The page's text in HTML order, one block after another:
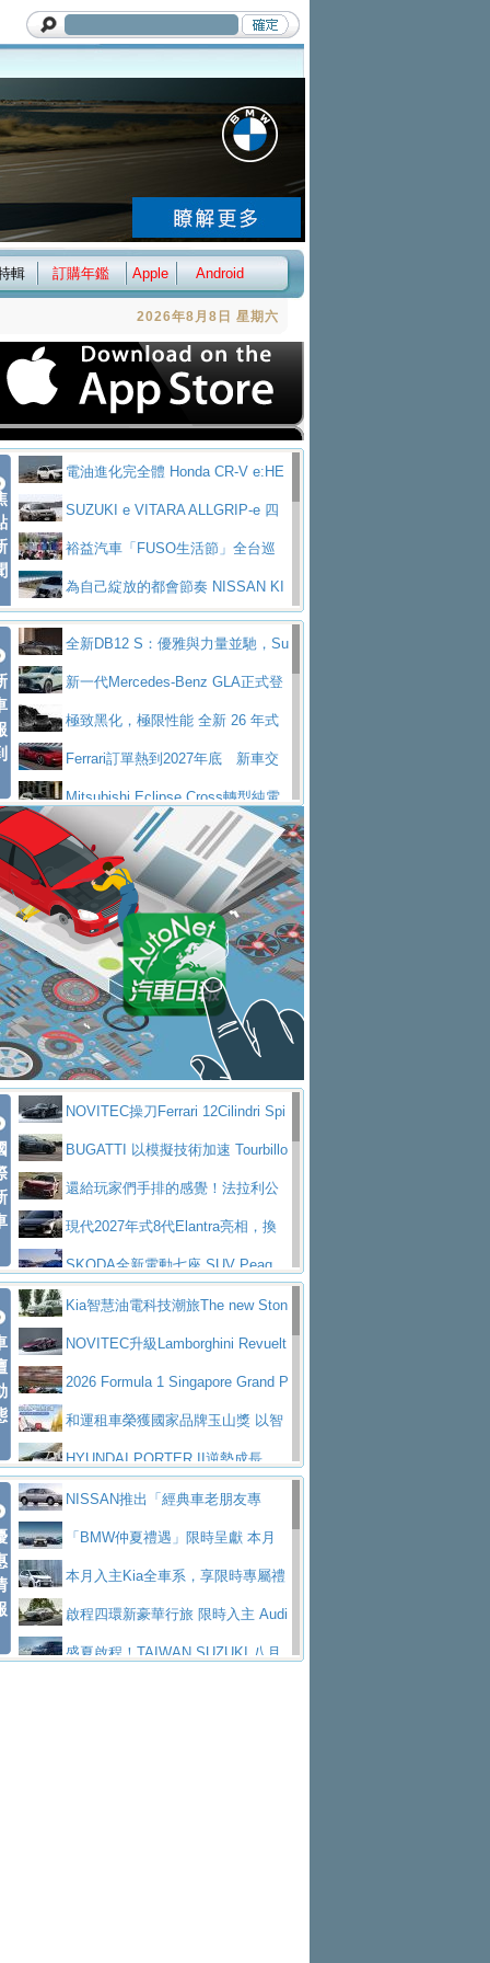
輯 訂購年鑑 Apple Android
2026年8月8日 星期六
電油進化完全體 Honda CR-V e:HE
V PrestigeSUZUKI e VITARA ALLGRIP-e 四
驅精神的純電新詮釋
裕益汽車「FUSO生活節」全台巡
迴 結合生活體驗、交通安全與購車優惠
為自己綻放的都會節奏 NISSAN KI
CKS SAKURA為品味獨具層峰買家打造的頂級座
駕，MAZDA CX-90 33T AWD Premium Ca
ptain Seat
EV
技的座駕! Ford Territory中型油電休旅
SO Super Great今日在台登場，結合先進安
全輔助科技
ntis四品牌經銷權，全新多品牌旗艦展示中
心開幕啟用
屏東特搜大隊再添新利器 SITRAK
救助器材車買氣不衰、SUZUKI經銷商勇於開啟
全新大店，新北都鈴木占地500坪土城旗艦
展示中心開幕
2025第七屆ISUZU運轉職人挑戰賽
熱血登場 展現極致車技與專業職人精神
H2GP世界總決賽圓滿落幕 台灣團
隊表現精彩淨零減碳指標性應用 純電動水泥預
拌車 消防車除了滅火裝備還需要什麼？
一探SITRAK “準” 消防車的究竟
大益金龍初試啼聲，汽柴油5噸貨車
不是對手正宗年鑑2025年全球自動車年鑑1月
下旬問世！2024第六屆ISUZU運轉職人挑戰賽
首度前進南台灣熱烈開戰
豪華電能休旅新星 Audi Q4 Sportba
ck 55 e-tron S lineScania Taiwan 逆風而行，加深力
道投資布局
全新DB12 S：優雅與力量並馳，Su
per Tourer的顛峰之作
新一代Mercedes-Benz GLA正式登
場 續航最高657公里、支援320kW快充
極致黑化，極限性能 全新 26 年式
DEFENDER OCTA BLACK 限量登台
Ferrari訂單熱到2027年底 新車交
付至少得等一年以上
Mitsubishi Eclipse Cross轉型純電
休旅 87kWh電池續航超過600公里
全新BMW 318i Touring豪華旅行車
全台限量200台 進化現型
不等零關稅的紅利，Jeep品牌今日
起展開首批車交車
Volvo EX60 即將叩關，靜肅性、底
盤與數位介面搶先揭露
Audi Q9 將於 2026 年底上市 旗艦
大型 SUV 鎖定七人座豪華市場
BMW攜手漫威電影【蜘蛛人：重生
日】 Skoda 發表全新 Peaq 內裝：七人
座純電旗艦 SUV，行李廂最大可達 935 公
升
全新純電 Mercedes-Benz C 400 4
MATIC Electric 登場
奢華與科技大躍進，MAZDA全新3
代CX-5全方位進化提前亮相並展開預售94.9
萬起
馬自達公布 2027 年式 MX-5 更
新，新增 Yakudo 特別版
Skoda Peaq 發表全新電動動力系
統 最長續航逾 640 公里、支援雙向供電
BMW M2 首度導入 xDrive 四驅，
美國與瑞士需求成關鍵推手
The all-new T-Roc 魅力 自成焦點
Maserati GT2 Stradale「Tribute to
MC12」全球首度亮相
迎接 RANGE ROVER 品牌家族第
五位成員 全新 RANGE ROVER GT 預告登
場
造型華麗時尚、科技座艙再進化，P
eugeot 208小改款發表上市94.8萬起
NOVITEC操刀Ferrari 12Cilindri Spi
der 碳纖維空力、鍛造輪圈與Inconel排氣
上身
BUGATTI 以模擬技術加速 Tourbillo
n 動態開發還給玩家們手排的感覺！法拉利公
布12Cilidri Manaule手排超跑產品細節
現代2027年式8代Elantra亮相，換
裝更銳利的造型、更先進的資訊娛樂系統及
更高效的動力
SKODA全新電動七座 SUV Peaq
問世，擁有品牌史上最寬敞且豪華的座艙
AUDI推出首款高性能油電超跑Nuvo
lari，0到100公里加速2.6秒、極速350公里
／小時
百年三叉戟傳奇再啟程 Maserati 重
返 1000 Miglia 傳承競速榮耀
法拉利首款純電跑車Luce亮相，最
大馬力超過1000匹並具備530公里最大續航
里程
小車大空間、座艙科技更先進，SK
ODA發表全新純電跨界休旅Eipq祭平民化車
價89萬起
賓士AMG.EA專屬平台首作，Merc
edes-AMG 全新GT 4-Door Coupe全球首發
福斯推出首款GTI純電性能掀背ID.
Polo GTI，擁有226匹馬力和零百加速 6.8
秒的實力
Jaguar 公布四門 GT車款正式車名
為JAGUAR TYPE 01
終於跟上進度，LEXUS發表首款三
排六座純電旗艦休旅 TZ
有錢也買不到的Golf R！福斯打造
全新Golf R 24h賽車將挑戰紐柏林24小時耐
SKODA公布全新小型純電跨界休旅
Kia智慧油電科技潮旅The new Ston
ic 1-7月累計銷量創歷史新高
NOVITEC升級Lamborghini Revuelt
o 綜效輸出增至1,048匹
2026 Formula 1 Singapore Grand P
rix 新加坡大獎賽 Audi 極速之旅開放報名
和運租車榮獲國家品牌玉山獎 以智
慧移動與綠能創新
HYUNDAI PORTER II逆勢成長，
勇奪中型貨車銷售冠軍
父親節霸氣獻禮！PGO 威力125 最
低入手價 $60,900 起 省油ｘ安全ｘ大空間
陪爸爸輕鬆
福斯商旅挺頭家 推出「德系質感 精
算圓夢」專案yundai推出AllDayEnergy能源服
務 讓電動車化身行動儲能系統
NISSAN X-TRAIL 上市首月銷量
躋身同級前3名Toyota歐洲純電車銷量翻倍 2026
NISSAN推出「經典車老朋友專
案」 以匠人精神煥新珍品座駕
「BMW仲夏禮遇」限時呈獻 本月
入主即享尊榮豪華五星假期 多元優購方案
同步實施
本月入主Kia全車系，享限時專屬禮
遇 啟程四環新豪華行旅 限時入主 Audi
A6 旗艦陣容 低月付5,888元起及3 年乙式險
盛夏啟程！TAIWAN SUZUKI 八月